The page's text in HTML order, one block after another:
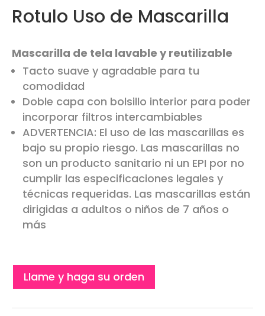
Rotulo Uso de Mascarilla
Mascarilla de tela lavable y reutilizable
Tacto suave y agradable para tu
comodidad
Doble capa con bolsillo interior para poder
incorporar filtros intercambiables
ADVERTENCIA: El uso de las mascarillas es
bajo su propio riesgo. Las mascarillas no
son un producto sanitario ni un EPI por no
cumplir las especificaciones legales y
técnicas requeridas. Las mascarillas están
dirigidas a adultos o niños de 7 años o
más
Llame y haga su orden